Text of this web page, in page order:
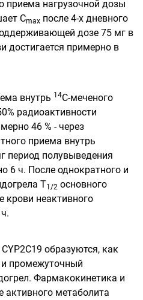
приема нагрузочной дозы
Сmах после 4-х дневного
дозе 75 мг в
достигается примерно в
внутрь 14С-меченого
радиоактивности
46 % - через
приема внутрь
период полувыведения
6 ч. После однократного и
Т1/2 основного
крови неактивного
CYP2C19 образуются, как
промежуточный
Фармакокинетика и
активного метаболита